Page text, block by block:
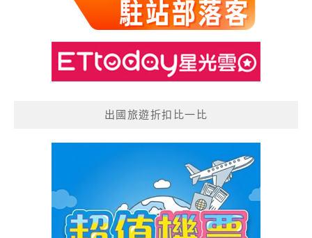
出國旅遊折扣比一比